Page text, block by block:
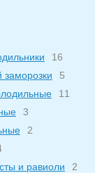
16
5
11
3
2
и равиоли
2